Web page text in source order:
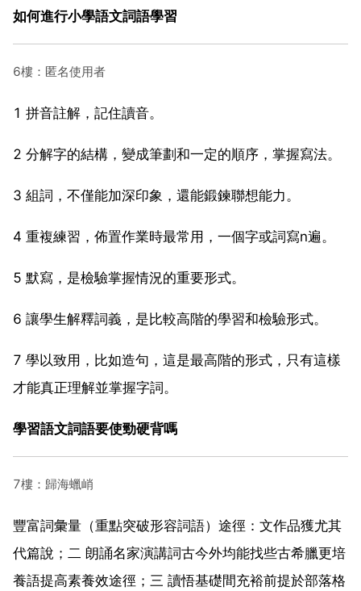
如何進行小學語文詞語學習
6樓：匿名使用者
1 拼音註解，記住讀音。
2 分解字的結構，變成筆劃和一定的順序，掌握寫法。
3 組詞，不僅能加深印象，還能鍛鍊聯想能力。
4 重複練習，佈置作業時最常用，一個字或詞寫n遍。
5 默寫，是檢驗掌握情況的重要形式。
6 讓學生解釋詞義，是比較高階的學習和檢驗形式。
7 學以致用，比如造句，這是最高階的形式，只有這樣
才能真正理解並掌握字詞。
學習語文詞語要使勁硬背嗎
7樓：歸海蠟峭
豐富詞彙量（重點突破形容詞語）途徑：文作品獲尤其
代篇說；二 朗誦名家演講詞古今外均能找些古希臘更培
養語提高素養效途徑；三 讀悟基礎間充裕前提於部落格